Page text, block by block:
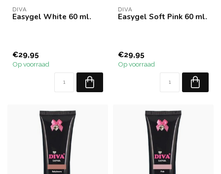
DIVA
Easygel White 60 ml.
€29,95
Op voorraad
DIVA
Easygel Soft Pink 60 ml.
€29,95
Op voorraad